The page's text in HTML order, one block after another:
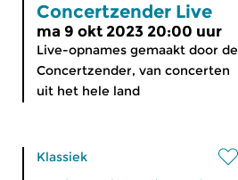
Concertzender Live
ma 9 okt 2023 20:00 uur
Live-opnames gemaakt door de
Concertzender, van concerten
uit het hele land
Klassiek